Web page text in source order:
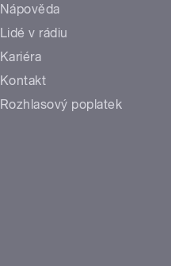
Nápověda
Lidé v rádiu
Kariéra
Kontakt
Rozhlasový poplatek